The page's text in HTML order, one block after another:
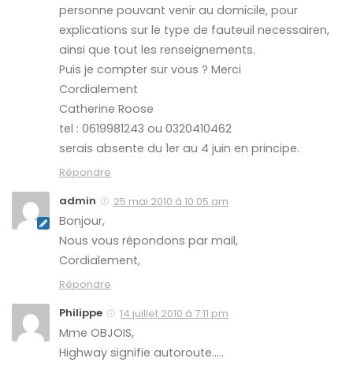
personne pouvant venir au domicile, pour
explications sur le type de fauteuil necessairen,
ainsi que tout les renseignements.
Puis je compter sur vous ? Merci
Cordialement
Catherine Roose
tel : 0619981243 ou 0320410462
serais absente du 1er au 4 juin en principe.
Répondre
admin
25 mai 2010 à 10:05 am
Bonjour,
Nous vous répondons par mail,
Cordialement,
Répondre
Philippe
14 juillet 2010 à 7:11 pm
Mme OBJOIS,
Highway signifie autoroute…..